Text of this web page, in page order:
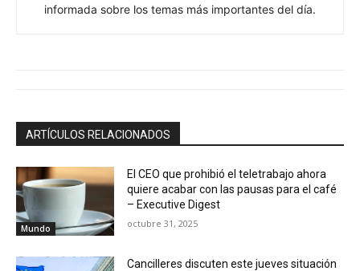
informada sobre los temas más importantes del día.
ARTÍCULOS RELACIONADOS
Mundo
El CEO que prohibió el teletrabajo ahora
quiere acabar con las pausas para el café
– Executive Digest
octubre 31, 2025
Cancilleres discuten este jueves situación